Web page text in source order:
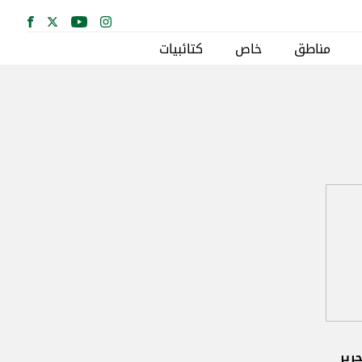
مناطق خاص كتائبيات